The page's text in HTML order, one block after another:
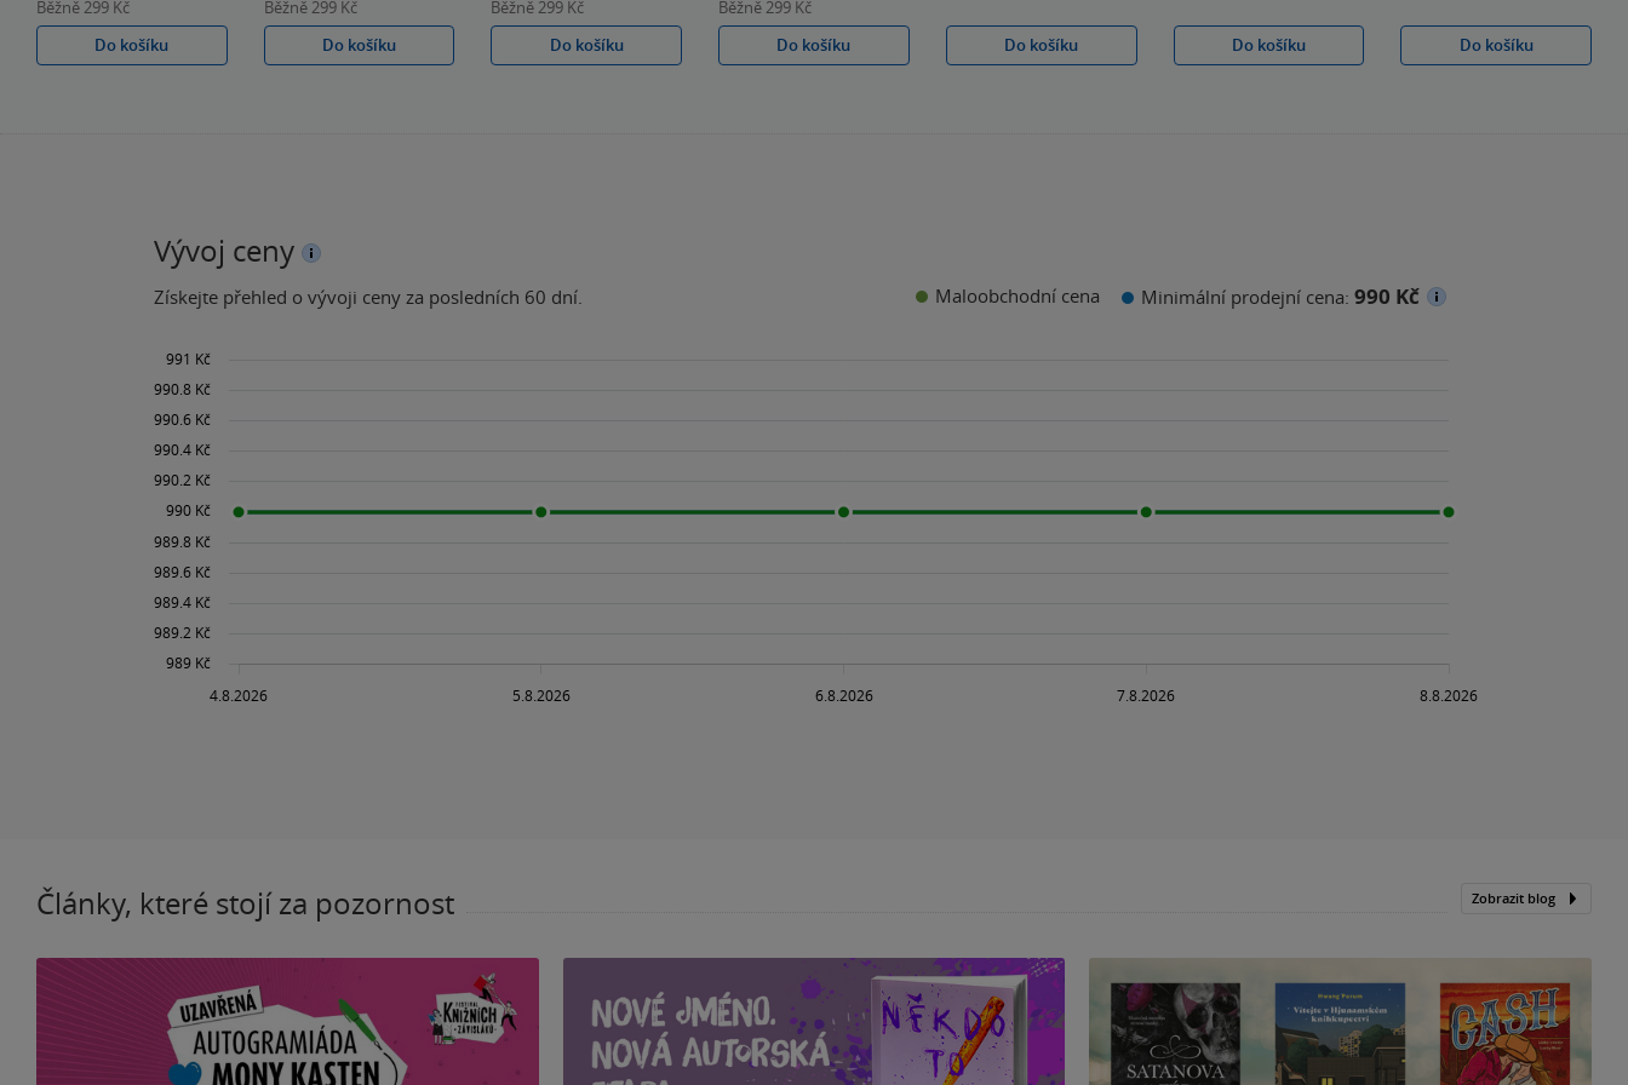
Běžně299 Kč
Do košíku
Běžně299 Kč
Do košíku
Běžně299 Kč
Do košíku
Běžně299 Kč
Do košíku
Do košíku Do košíku Do košíku
Vývoj ceny
Získejte přehled o vývoji ceny za posledních 60 dní. Maloobchodní cena Minimální prodejní cena: 990 Kč
Články, které stojí za pozornost Zobrazit blog